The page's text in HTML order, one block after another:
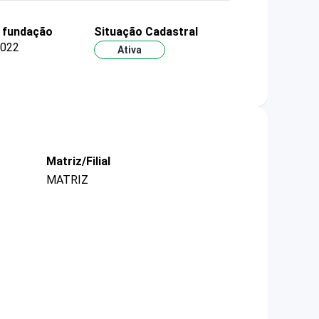
Situação Cadastral
Ativa
Matriz/Filial
MATRIZ